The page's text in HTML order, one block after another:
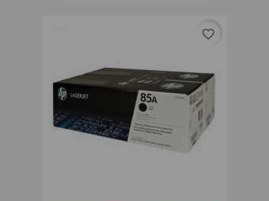
favorite_border